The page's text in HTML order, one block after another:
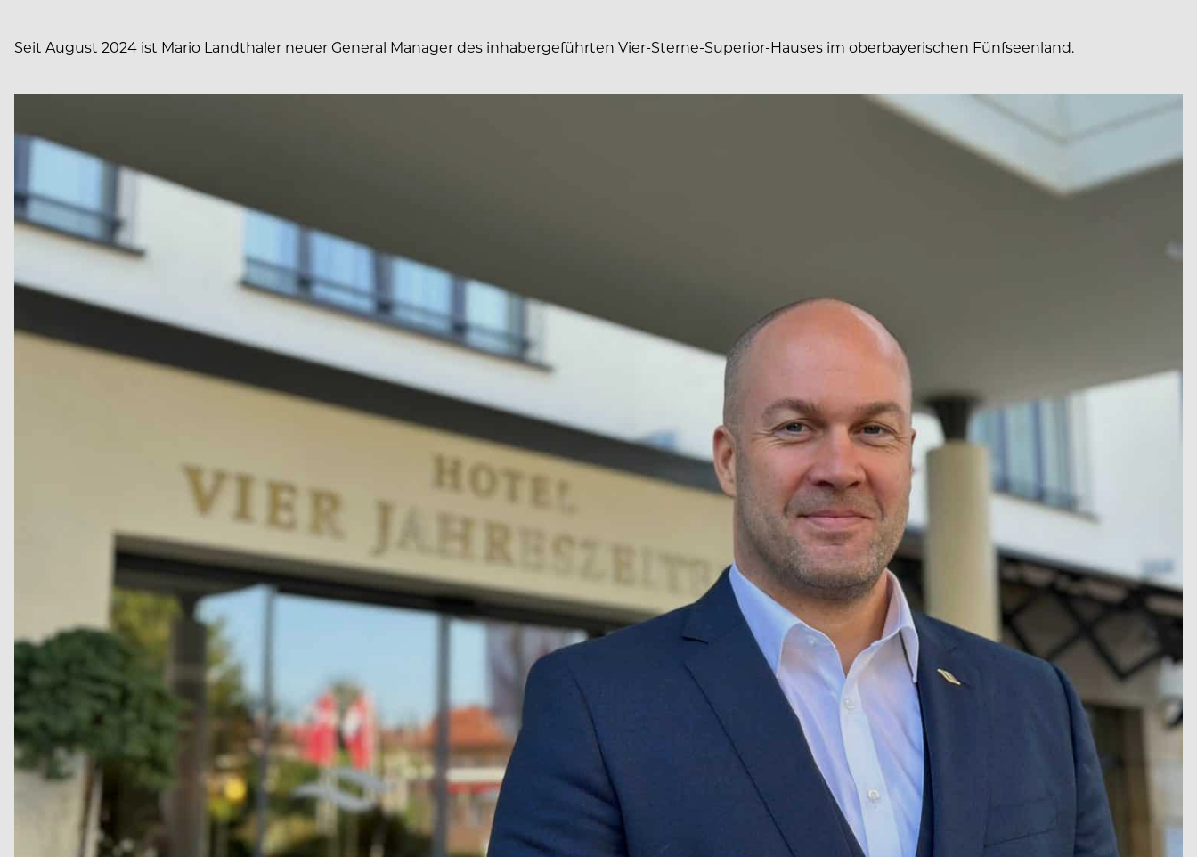
Seit August 2024 ist Mario Landthaler neuer General Manager des inhabergeführten Vier-Sterne-Superior-Hauses im oberbayerischen Fünfseenland.